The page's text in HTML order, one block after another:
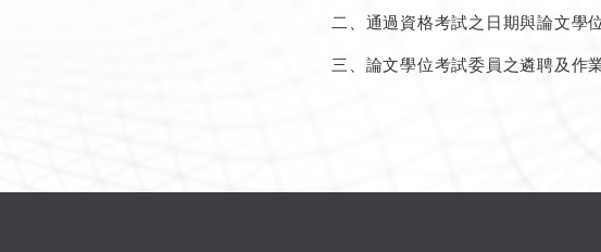
二、通過資格考試之日期與論文學
三、論文學位考試委員之遴聘及作